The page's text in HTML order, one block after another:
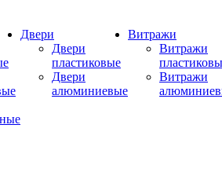
Двери
Двери
пластиковые
Двери
алюминиевые
Витражи
Витражи
Витражи